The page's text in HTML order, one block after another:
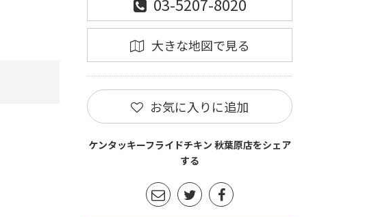
大きな地図で見る
お気に入りに追加
ケンタッキーフライドチキン 秋葉原店をシェア
する